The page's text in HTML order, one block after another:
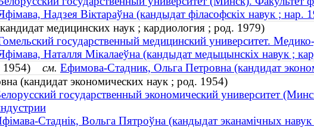
Надзея Віктараўна (кандыдат філасофскіх навук ; нар.
медицинских наук ; кардиология ; род. 1979)
государственный медицинский университет.
Наталля Мікалаеўна (кандыдат медыцынскіх навук ;
1954) см. Ефимова-Стадник, Ольга Петровна (кандидат
(кандидат экономических наук ; род. 1954)
государственный экономический университет
Стаднік, Вольга Пятроўна (кандыдат эканамічных